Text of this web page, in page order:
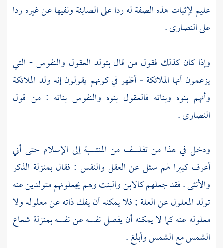
عليم لإثبات هذه الصفة له ردا علىالصابئةونفيها عن غيره ردا
علىالنصارى.
وإذا كان كذلك فقول من قال بتولد العقول والنفوس - التي
يزعمون أنها الملائكة - أظهر في كونهم يقولون إنه ولد الملائكة
وأنهم بنوه وبناته فالعقول بنوه والنفوس بناته : من قول
النصارى.
ودخل في هذا من تفلسف من المنتسبة إلى الإسلام حتى أني
أعرف كبيرا لهم سئل عن العقل والنفس : فقال بمنزلة الذكر
والأنثى . فقد جعلهم كالابن والبنت وهم يجعلونهم متولدين عنه
تولد المعلول عن العلة ; فلا يمكنه أن يفك ذاته عن معلوله ولا
معلوله عنه كما لا يمكنه أن يفصل نفسه عن نفسه بمنزلة شعاع
الشمس مع الشمس وأبلغ .